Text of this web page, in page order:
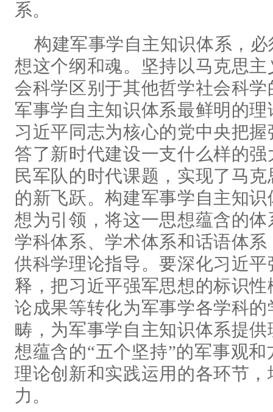
系。
构建军事学自主知识体系，
想这个纲和魂。坚持以马克思
会科学区别于其他哲学社会科
军事学自主知识体系最鲜明的
习近平同志为核心的党中央把
答了新时代建设一支什么样的
民军队的时代课题，实现了马
的新飞跃。构建军事学自主知
想为引领，将这一思想蕴含的
学科体系、学术体系和话语体
供科学理论指导。要深化习近
释，把习近平强军思想的标识
论成果等转化为军事学各学科
畴，为军事学自主知识体系提
想蕴含的“五个坚持”的军事观
理论创新和实践运用的各环节
力。